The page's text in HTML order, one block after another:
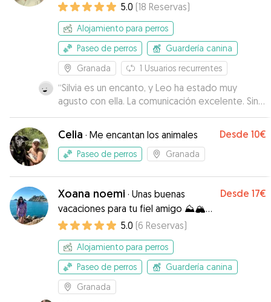
5.0 (18 Reservas)
Alojamiento para perros
Paseo de perros
Guardería canina
Granada
1 Usuarios recurrentes
“Silvia es un encanto, y Leo ha estado muy
agusto con ella. La comunicación excelente. Sin
duda, repetiremos! :)”
Celia · Me encantan los animales Desde 10€
Paseo de perros Granada
Xoana noemi · Unas buenas
vacaciones para tu fiel amigo ⛰🏔
🏖🏕🗻🌄
Desde 17€
5.0 (6 Reservas)
Alojamiento para perros
Paseo de perros
Guardería canina
Granada